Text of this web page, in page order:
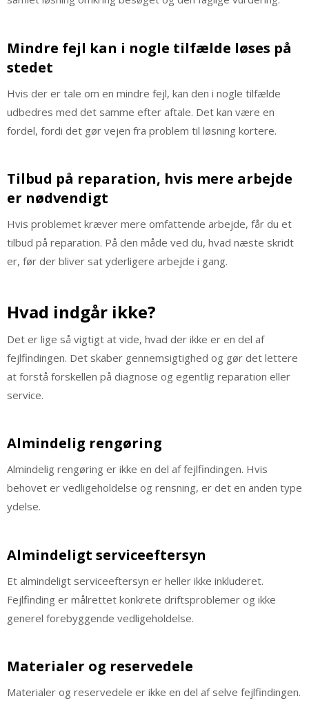
Mindre fejl kan i nogle tilfælde løses på
stedet
Hvis der er tale om en mindre fejl, kan den i nogle tilfælde
udbedres med det samme efter aftale. Det kan være en
fordel, fordi det gør vejen fra problem til løsning kortere.
Tilbud på reparation, hvis mere arbejde
er nødvendigt
Hvis problemet kræver mere omfattende arbejde, får du et
tilbud på reparation. På den måde ved du, hvad næste skridt
er, før der bliver sat yderligere arbejde i gang.
Hvad indgår ikke?
Det er lige så vigtigt at vide, hvad der ikke er en del af
fejlfindingen. Det skaber gennemsigtighed og gør det lettere
at forstå forskellen på diagnose og egentlig reparation eller
service.
Almindelig rengøring
Almindelig rengøring er ikke en del af fejlfindingen. Hvis
behovet er vedligeholdelse og rensning, er det en anden type
ydelse.
Almindeligt serviceeftersyn
Et almindeligt serviceeftersyn er heller ikke inkluderet.
Fejlfinding er målrettet konkrete driftsproblemer og ikke
generel forebyggende vedligeholdelse.
Materialer og reservedele
Materialer og reservedele er ikke en del af selve fejlfindingen.